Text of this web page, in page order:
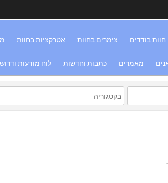
חוות בודדים צימרים בחוות אטרקציות בחוות
מאמרים כתבות וחדשות לוח מודעות